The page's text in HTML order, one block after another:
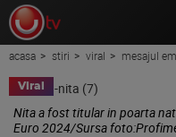
acasa stiri viral mesajul emotionant transmis de
Viral
Nita a fost titular in poarta
Euro 2024/Sursa